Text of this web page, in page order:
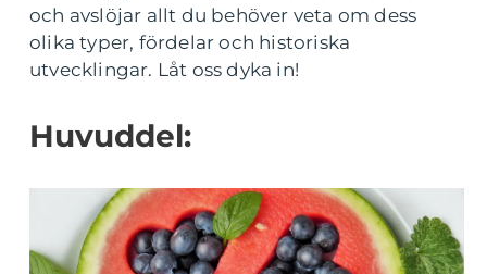
och avslöjar allt du behöver veta om dess
olika typer, fördelar och historiska
utvecklingar. Låt oss dyka in!
Huvuddel: